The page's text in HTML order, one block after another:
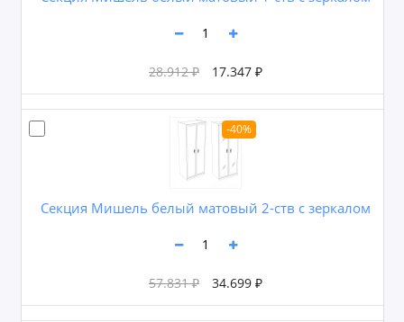
28.912 ₽ 17.347 ₽
-40%
Секция Мишель белый матовый 2-ств с зеркалом
57.831 ₽ 34.699 ₽